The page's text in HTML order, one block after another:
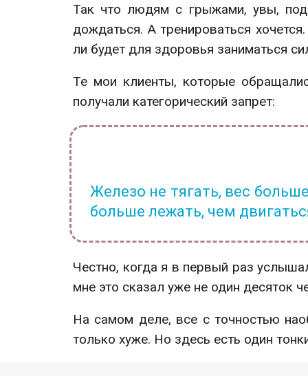
Так что людям с грыжами, увы,
дождаться. А тренироваться
ли будет для здоровья заниматься
Те мои клиенты, которые
получали категорический запрет:
Железо не тягать, вес
больше лежать, чем
Честно, когда я в первый раз
мне это сказал уже не один десяток
На самом деле, все с точностью
только хуже. Но здесь есть один